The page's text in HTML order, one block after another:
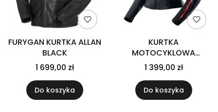
FURYGAN KURTKA ALLAN
BLACK
1 699,00 zł
Do koszyka
KURTKA
MOTOCYKLOWA
SKÓRZANA DAMSKA
REBELHORN DIVA ST
BLACK RED WHITE
1 399,00 zł
Do koszyka